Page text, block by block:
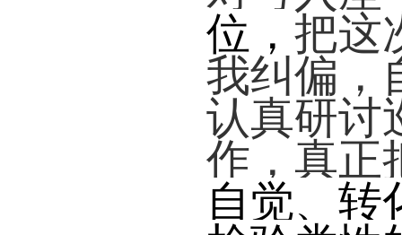
位 ， 把这
我纠偏，
认真研讨
作，真正
自觉、转